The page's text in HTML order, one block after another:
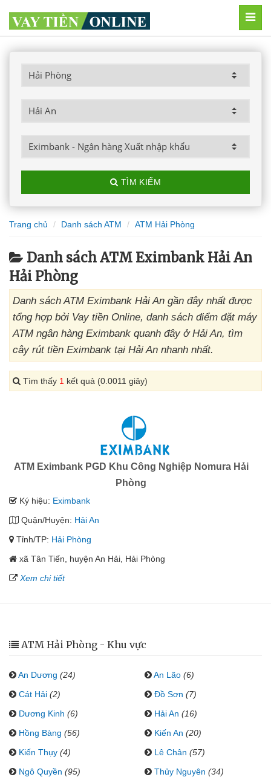
TÌM KIẾM
Trang chủ Danh sách ATM ATM Hải Phòng
Danh sách ATM Eximbank Hải An
Hải Phòng
Danh sách ATM Eximbank Hải An gần đây nhất được
tổng hợp bởi Vay tiền Online, danh sách điểm đặt máy
ATM ngân hàng Eximbank quanh đây ở Hải An, tìm
cây rút tiền Eximbank tại Hải An nhanh nhất.
Tìm thấy 1 kết quả (0.0011 giây)
ATM Eximbank PGD Khu Công Nghiệp Nomura Hải
Phòng
Ký hiệu: Eximbank
Quận/Huyện: Hải An
Tỉnh/TP: Hải Phòng
xã Tân Tiến, huyện An Hải, Hải Phòng
Xem chi tiết
ATM Hải Phòng - Khu vực
An Dương (24) An Lão (6)
Cát Hải (2) Đồ Sơn (7)
Dương Kinh (6) Hải An (16)
Hồng Bàng (56) Kiến An (20)
Kiến Thụy (4) Lê Chân (57)
Ngô Quyền (95) Thủy Nguyên (34)